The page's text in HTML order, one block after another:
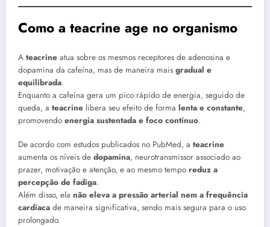
Como a teacrine age no organismo
A teacrine atua sobre os mesmos receptores de adenosina e
dopamina da cafeína, mas de maneira mais gradual e
equilibrada.
Enquanto a cafeína gera um pico rápido de energia, seguido de
queda, a teacrine libera seu efeito de forma lenta e constante,
promovendo energia sustentada e foco contínuo.
De acordo com estudos publicados no PubMed, a teacrine
aumenta os níveis de dopamina, neurotransmissor associado ao
prazer, motivação e atenção, e ao mesmo tempo reduz a
percepção de fadiga.
Além disso, ela não eleva a pressão arterial nem a frequência
cardíaca de maneira significativa, sendo mais segura para o uso
prolongado.